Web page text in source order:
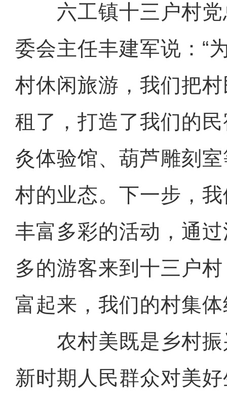
六工镇十三户村党
委会主任丰建军说：“
村休闲旅游，我们把
租了，打造了我们的
灸体验馆、葫芦雕刻
村的业态。下一步，
丰富多彩的活动，通
多的游客来到十三户
富起来，我们的村集
农村美既是乡村振
新时期人民群众对美